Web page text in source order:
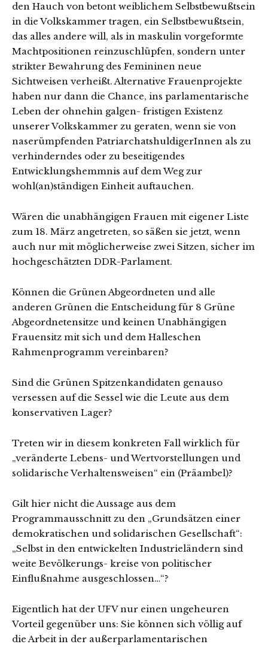
den Hauch von betont weiblichem Selbstbewußtsein
in die Volkskammer tragen, ein Selbstbewußtsein,
das alles andere will, als in maskulin vorgeformte
Machtpositionen reinzuschlüpfen, sondern unter
strikter Bewahrung des Femininen neue
Sichtweisen verheißt. Alternative Frauenprojekte
haben nur dann die Chance, ins parlamentarische
Leben der ohnehin galgen- fristigen Existenz
unserer Volkskammer zu geraten, wenn sie von
naserümpfenden PatriarchatshuldigerInnen als zu
verhinderndes oder zu beseitigendes
Entwicklungshemmnis auf dem Weg zur
wohl(an)ständigen Einheit auftauchen.
Wären die unabhängigen Frauen mit eigener Liste
zum 18. März angetreten, so säßen sie jetzt, wenn
auch nur mit möglicherweise zwei Sitzen, sicher im
hochgeschätzten DDR-Parlament.
Können die Grünen Abgeordneten und alle
anderen Grünen die Entscheidung für 8 Grüne
Abgeordnetensitze und keinen Unabhängigen
Frauensitz mit sich und dem Halleschen
Rahmenprogramm vereinbaren?
Sind die Grünen Spitzenkandidaten genauso
versessen auf die Sessel wie die Leute aus dem
konservativen Lager?
Treten wir in diesem konkreten Fall wirklich für
„veränderte Lebens- und Wertvorstellungen und
solidarische Verhaltensweisen“ ein (Präambel)?
Gilt hier nicht die Aussage aus dem
Programmausschnitt zu den „Grundsätzen einer
demokratischen und solidarischen Gesellschaft“:
„Selbst in den entwickelten Industrieländern sind
weite Bevölkerungs- kreise von politischer
Einflußnahme ausgeschlossen…“?
Eigentlich hat der UFV nur einen ungeheuren
Vorteil gegenüber uns: Sie können sich völlig auf
die Arbeit in der außerparlamentarischen